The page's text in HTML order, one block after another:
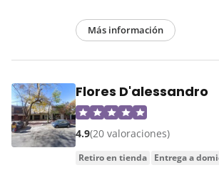
Más información
Flores D'alessandro
4.9(20 valoraciones)
retiro en tienda entrega a